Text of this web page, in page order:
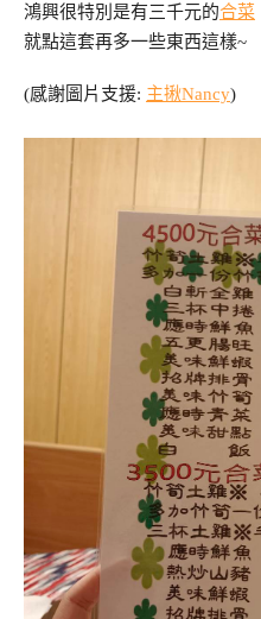
鴻興很特別是有三千元的合菜
就點這套再多一些東西這樣~
(感謝圖片支援: 主揪Nancy)